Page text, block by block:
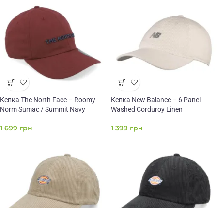
Кепка The North Face – Roomy
Norm Sumac / Summit Navy
1 699 грн
Кепка New Balance – 6 Panel
Washed Corduroy Linen
1 399 грн